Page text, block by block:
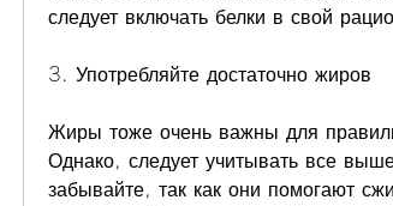
следует включать белки в свой
3. Употребляйте достаточно жиров
Жиры тоже очень важны для
Однако, следует учитывать все
забывайте, так как они помогают